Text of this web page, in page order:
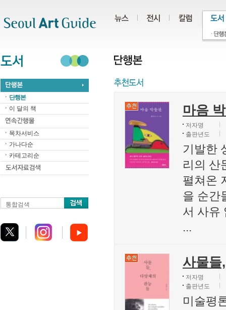
단행본
이 달의 책
목차서비스
가나다순
카테고리순
통합검색
마음
저자명
출판년도
기발한
리의 산
펼쳐온
을 순간
서 사유
...
사물들
저자명
출판년도
미술평